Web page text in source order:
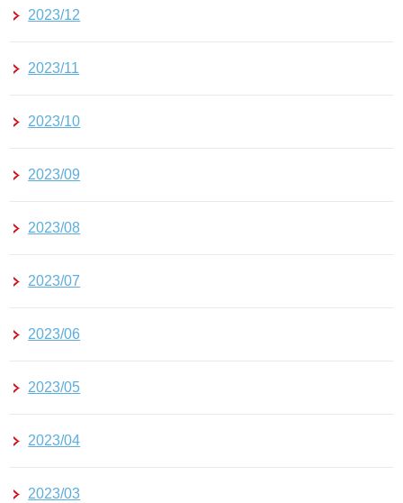
2023/12
2023/11
2023/10
2023/09
2023/08
2023/07
2023/06
2023/05
2023/04
2023/03